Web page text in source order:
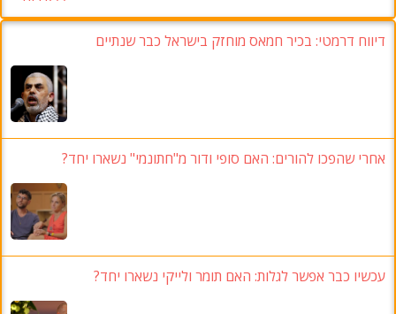
דיווח דרמטי: בכיר חמאס מוחזק בישראל כבר שנתיים
אחרי שהפכו להורים: האם סופי ודור מ"חתונמי" נשארו יחד?
עכשיו כבר אפשר לגלות: האם תומר ולייקי נשארו יחד?